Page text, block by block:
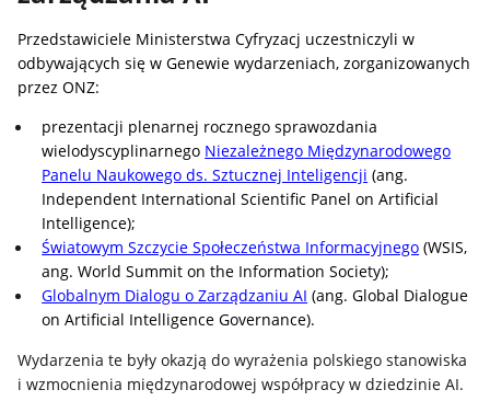
Przedstawiciele Ministerstwa Cyfryzacj uczestniczyli w
odbywających się w Genewie wydarzeniach, zorganizowanych
przez ONZ:
prezentacji plenarnej rocznego sprawozdania
wielodyscyplinarnego Niezależnego Międzynarodowego
Panelu Naukowego ds. Sztucznej Inteligencji (ang.
Independent International Scientific Panel on Artificial
Intelligence);
Światowym Szczycie Społeczeństwa Informacyjnego (WSIS,
ang. World Summit on the Information Society);
Globalnym Dialogu o Zarządzaniu AI (ang. Global Dialogue
on Artificial Intelligence Governance).
Wydarzenia te były okazją do wyrażenia polskiego stanowiska
i wzmocnienia międzynarodowej współpracy w dziedzinie AI.